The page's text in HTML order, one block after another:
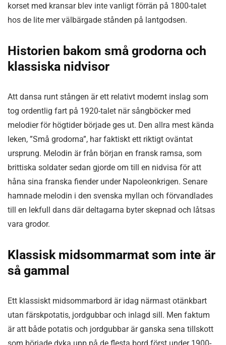
korset med kransar blev inte vanligt förrän på 1800-talet
hos de lite mer välbärgade stånden på lantgodsen.
Historien bakom små grodorna och
klassiska nidvisor
Att dansa runt stången är ett relativt modernt inslag som
tog ordentlig fart på 1920-talet när sångböcker med
melodier för högtider började ges ut. Den allra mest kända
leken, ”Små grodorna”, har faktiskt ett riktigt oväntat
ursprung. Melodin är från början en fransk ramsa, som
brittiska soldater sedan gjorde om till en nidvisa för att
håna sina franska fiender under Napoleonkrigen. Senare
hamnade melodin i den svenska myllan och förvandlades
till en lekfull dans där deltagarna byter skepnad och låtsas
vara grodor.
Klassisk midsommarmat som inte är
så gammal
Ett klassiskt midsommarbord är idag närmast otänkbart
utan färskpotatis, jordgubbar och inlagd sill. Men faktum
är att både potatis och jordgubbar är ganska sena tillskott